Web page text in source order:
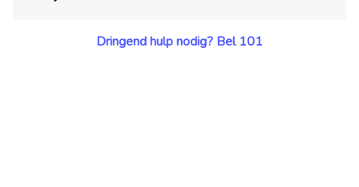
Dringend hulp nodig? Bel 101